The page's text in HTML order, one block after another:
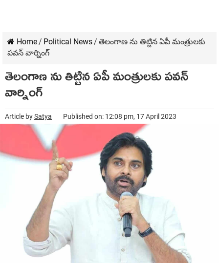
Home/ Political News/ తెలంగాణ ను తిట్టిన ఏపీ మంత్రుల‌కు
పవన్ వార్నింగ్‌
తెలంగాణ ను తిట్టిన ఏపీ మంత్రుల‌కు పవన్
వార్నింగ్‌
Article bySatya Published on: 12:08 pm, 17 April 2023